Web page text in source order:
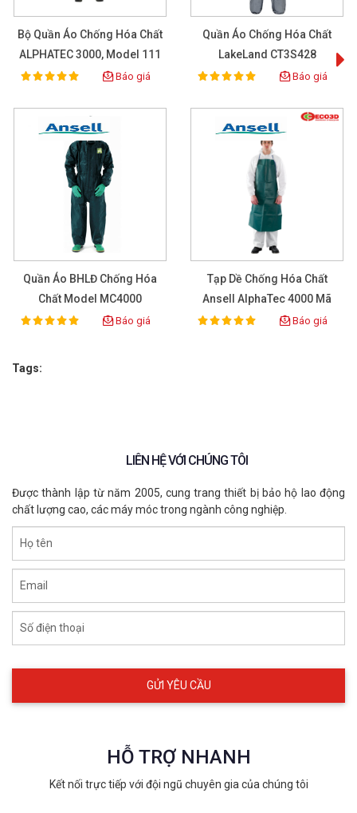
Bộ Quần Áo Chống Hóa Chất
ALPHATEC 3000, Model 111
Rating:
100% Báo giá
Quần Áo Chống Hóa Chất
LakeLand CT3S428
Rating:
100% Báo giá
Quần Áo BHLĐ Chống Hóa
Chất Model MC4000
Rating:
100% Báo giá
Tạp Dề Chống Hóa Chất
Ansell AlphaTec 4000 Mã
Rating:
100% Báo giá
Tags:
LIÊN HỆ VỚI CHÚNG TÔI
Được thành lập từ năm 2005, cung trang thiết bị bảo hộ lao động
chất lượng cao, các máy móc trong ngành công nghiệp.
Họ tên
Email
Số điện thoại
HỖ TRỢ NHANH
Kết nối trực tiếp với đội ngũ chuyên gia của chúng tôi